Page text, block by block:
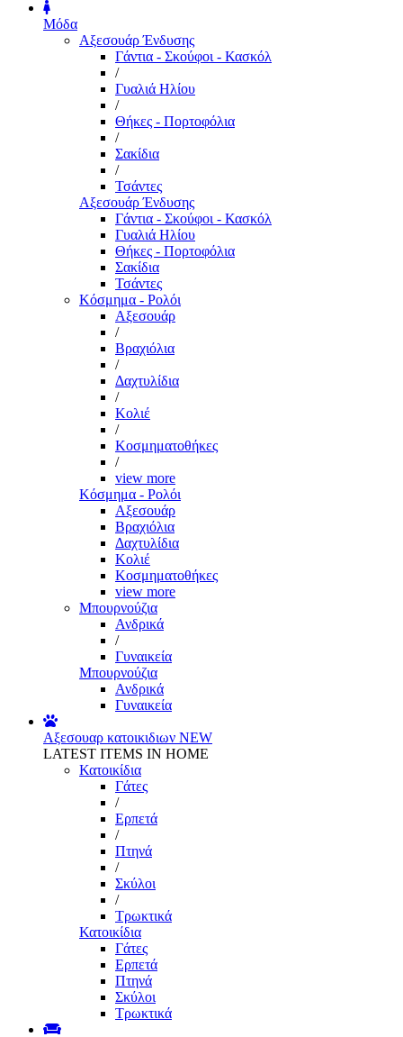
Μόδα
Αξεσουάρ Ένδυσης
Γάντια - Σκούφοι - Κασκόλ
/
Γυαλιά Ηλίου
/
Θήκες - Πορτοφόλια
/
Σακίδια
/
Τσάντες
Αξεσουάρ Ένδυσης
Γάντια - Σκούφοι - Κασκόλ
Γυαλιά Ηλίου
Θήκες - Πορτοφόλια
Σακίδια
Τσάντες
Κόσμημα - Ρολόι
Αξεσουάρ
/
Βραχιόλια
/
Δαχτυλίδια
/
Κολιέ
/
Κοσμηματοθήκες
/
view more
Κόσμημα - Ρολόι
Αξεσουάρ
Βραχιόλια
Δαχτυλίδια
Κολιέ
Κοσμηματοθήκες
view more
Μπουρνούζια
Ανδρικά
/
Γυναικεία
Μπουρνούζια
Ανδρικά
Γυναικεία
Αξεσουαρ κατοικιδιων NEW
LATEST ITEMS IN HOME
Κατοικίδια
Γάτες
/
Ερπετά
/
Πτηνά
/
Σκύλοι
/
Τρωκτικά
Κατοικίδια
Γάτες
Ερπετά
Πτηνά
Σκύλοι
Τρωκτικά